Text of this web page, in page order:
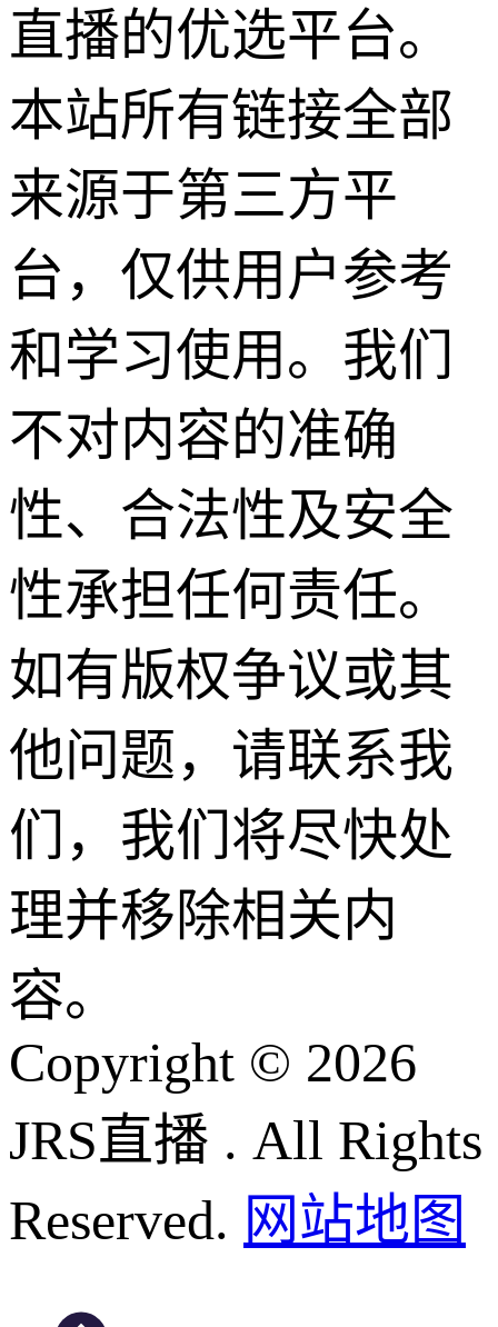
直播的优选平台。
本站所有链接全部
来源于第三方平
台，仅供用户参考
和学习使用。我们
不对内容的准确
性、合法性及安全
性承担任何责任。
如有版权争议或其
他问题，请联系我
们，我们将尽快处
理并移除相关内
容。
Copyright © 2026
JRS直播 . All Rights
Reserved. 网站地图